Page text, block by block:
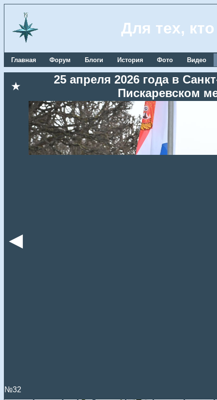
Для тех,
Главная Форум Блоги История Фото Видео
★
25 апреля 2026 года в
Пискаревском
◄
№32